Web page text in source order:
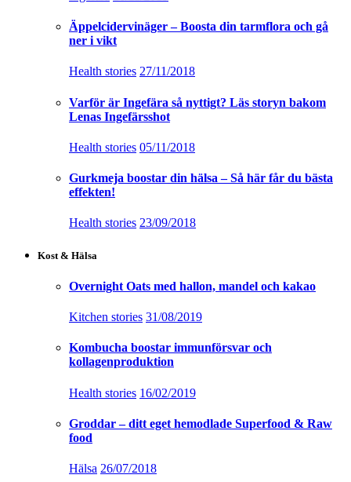
Äppelcidervinäger – Boosta din tarmflora och gå
ner i vikt
Health stories 27/11/2018
Varför är Ingefära så nyttigt? Läs storyn bakom
Lenas Ingefärsshot
Health stories 05/11/2018
Gurkmeja boostar din hälsa – Så här får du bästa
effekten!
Health stories 23/09/2018
Kost & Hälsa
Overnight Oats med hallon, mandel och kakao
Kitchen stories 31/08/2019
Kombucha boostar immunförsvar och
kollagenproduktion
Health stories 16/02/2019
Groddar – ditt eget hemodlade Superfood & Raw
food
Hälsa 26/07/2018